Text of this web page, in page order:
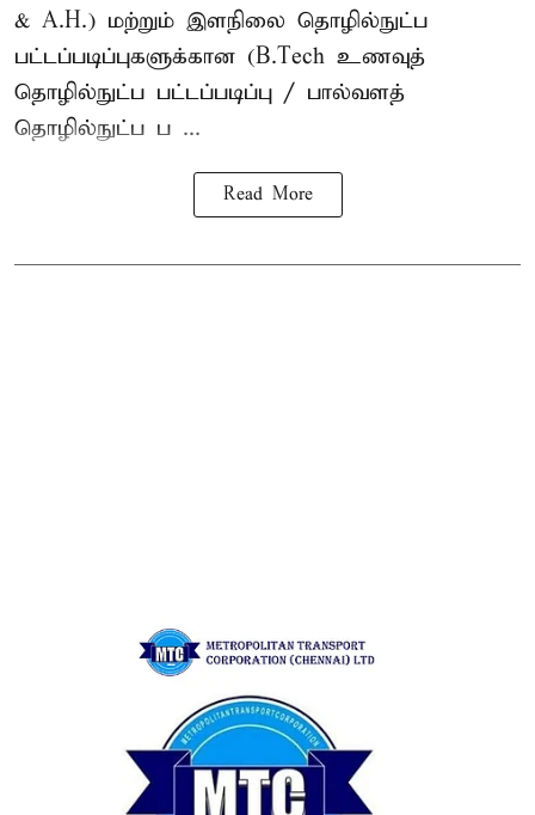
& A.H.) மற்றும் இளநிலை தொழில்நுட்ப
பட்டப்படிப்புகளுக்கான (B.Tech உணவுத்
தொழில்நுட்ப பட்டப்படிப்பு / பால்வளத்
தொழில்நுட்ப ப ...
Read More